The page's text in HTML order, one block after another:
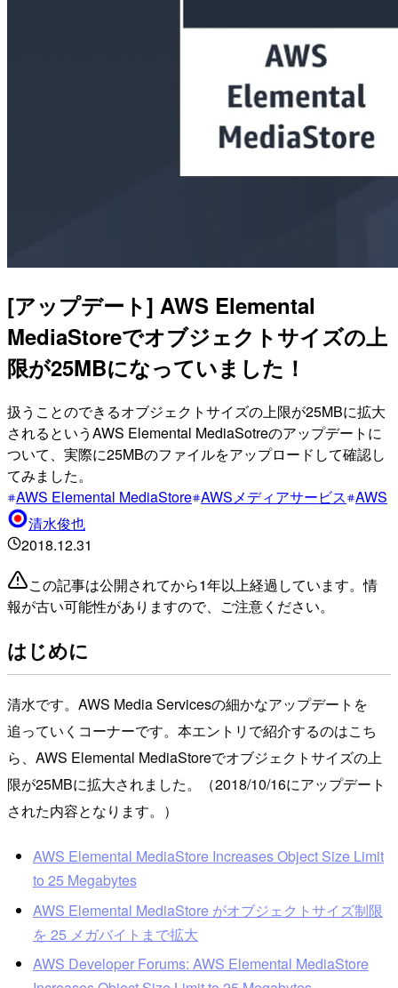
[アップデート] AWS Elemental
MediaStoreでオブジェクトサイズの上
限が25MBになっていました！
扱うことのできるオブジェクトサイズの上限が25MBに拡大
されるというAWS Elemental MediaSotreのアップデートに
ついて、実際に25MBのファイルをアップロードして確認し
てみました。
AWS Elemental MediaStore AWSメディアサービス AWS
清水俊也
2018.12.31
この記事は公開されてから1年以上経過しています。情
報が古い可能性がありますので、ご注意ください。
はじめに
清水です。AWS Media Servicesの細かなアップデートを
追っていくコーナーです。本エントリで紹介するのはこち
ら、AWS Elemental MediaStoreでオブジェクトサイズの上
限が25MBに拡大されました。（2018/10/16にアップデート
された内容となります。）
AWS Elemental MediaStore Increases Object Size Limit
to 25 Megabytes
AWS Elemental MediaStore がオブジェクトサイズ制限
を 25 メガバイトまで拡大
AWS Developer Forums: AWS Elemental MediaStore